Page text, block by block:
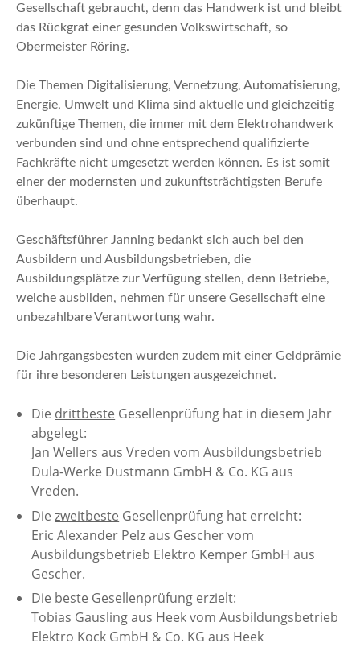
Gesellschaft gebraucht, denn das Handwerk ist und bleibt
das Rückgrat einer gesunden Volkswirtschaft, so
Obermeister Röring.
Die Themen Digitalisierung, Vernetzung, Automatisierung,
Energie, Umwelt und Klima sind aktuelle und gleichzeitig
zukünftige Themen, die immer mit dem Elektrohandwerk
verbunden sind und ohne entsprechend qualifizierte
Fachkräfte nicht umgesetzt werden können. Es ist somit
einer der modernsten und zukunftsträchtigsten Berufe
überhaupt.
Geschäftsführer Janning bedankt sich auch bei den
Ausbildern und Ausbildungsbetrieben, die
Ausbildungsplätze zur Verfügung stellen, denn Betriebe,
welche ausbilden, nehmen für unsere Gesellschaft eine
unbezahlbare Verantwortung wahr.
Die Jahrgangsbesten wurden zudem mit einer Geldprämie
für ihre besonderen Leistungen ausgezeichnet.
Die drittbeste Gesellenprüfung hat in diesem Jahr
abgelegt:
Jan Wellers aus Vreden vom Ausbildungsbetrieb
Dula-Werke Dustmann GmbH & Co. KG aus
Vreden.
Diezweitbeste Gesellenprüfung hat erreicht:
Eric Alexander Pelz aus Gescher vom
Ausbildungsbetrieb Elektro Kemper GmbH aus
Gescher.
Die beste Gesellenprüfung erzielt:
Tobias Gausling aus Heek vom Ausbildungsbetrieb
Elektro Kock GmbH & Co. KG aus Heek